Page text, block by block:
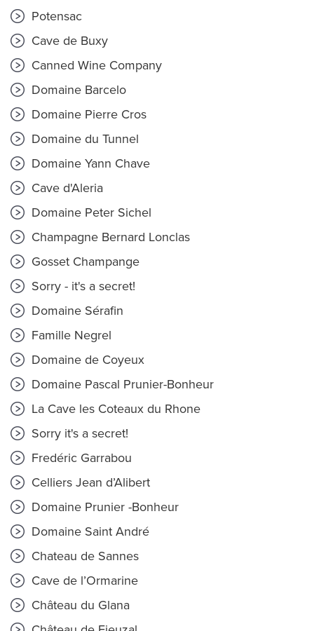
Potensac
Cave de Buxy
Canned Wine Company
Domaine Barcelo
Domaine Pierre Cros
Domaine du Tunnel
Domaine Yann Chave
Cave d'Aleria
Domaine Peter Sichel
Champagne Bernard Lonclas
Gosset Champange
Sorry - it's a secret!
Domaine Sérafin
Famille Negrel
Domaine de Coyeux
Domaine Pascal Prunier-Bonheur
La Cave les Coteaux du Rhone
Sorry it's a secret!
Fredéric Garrabou
Celliers Jean d’Alibert
Domaine Prunier -Bonheur
Domaine Saint André
Chateau de Sannes
Cave de l’Ormarine
Château du Glana